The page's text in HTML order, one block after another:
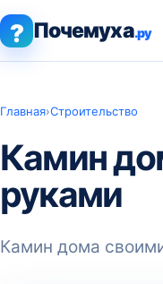
? Почемуха.ру
Главная›Строительство
Камин
руками
Камин дома